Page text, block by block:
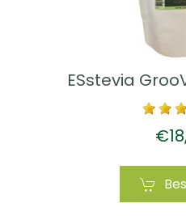
ESstevia